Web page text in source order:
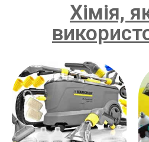
Хімія,